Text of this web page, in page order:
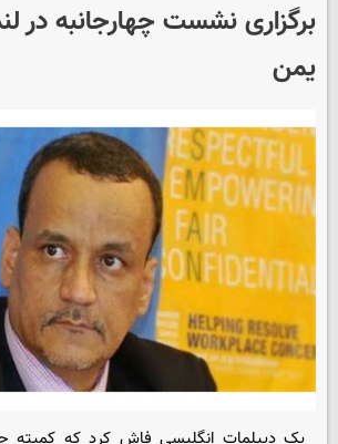
برگزاری نشست چهارجانبه در
یمن